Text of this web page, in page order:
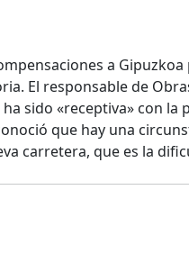
a
El responsable de
sido «receptiva» con la
que hay una
carretera, que es la